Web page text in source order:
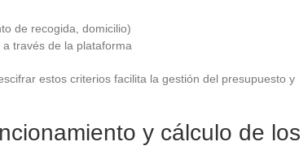
de recogida, domicilio)
través de la plataforma
estos criterios facilita la gestión del presupuesto y
y cálculo de los